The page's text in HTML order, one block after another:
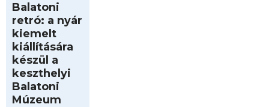
Balatoni
retró: a nyár
kiemelt
kiállítására
készül a
keszthelyi
Balatoni
Múzeum